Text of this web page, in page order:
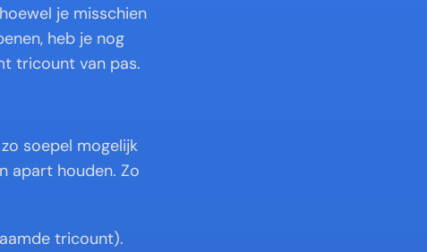
je misschien
heb je nog
tricount van pas.
soepel mogelijk
apart houden. Zo
tricount).